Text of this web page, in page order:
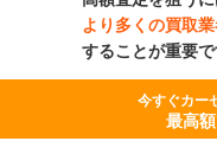
より多くの買取
することが重要で
今すぐカー
最高